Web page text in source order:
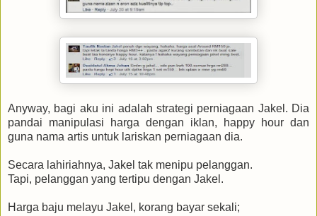
Anyway, bagi aku ini adalah strategi perniagaan Jakel. Dia
pandai manipulasi harga dengan iklan, happy hour dan
guna nama artis untuk lariskan perniagaan dia.
Secara lahiriahnya, Jakel tak menipu pelanggan.
Tapi, pelanggan yang tertipu dengan Jakel.
Harga baju melayu Jakel, korang bayar sekali;